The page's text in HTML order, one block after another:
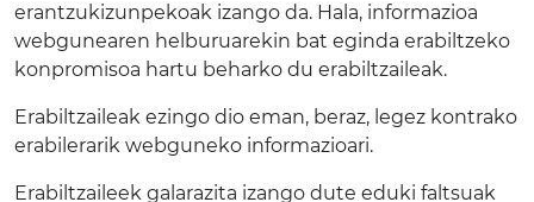
erantzukizunpekoak izango da. Hala, informazioa
webgunearen helburuarekin bat eginda erabiltzeko
konpromisoa hartu beharko du erabiltzaileak.
Erabiltzaileak ezingo dio eman, beraz, legez kontrako
erabilerarik webguneko informazioari.
Erabiltzaileek galarazita izango dute eduki faltsuak